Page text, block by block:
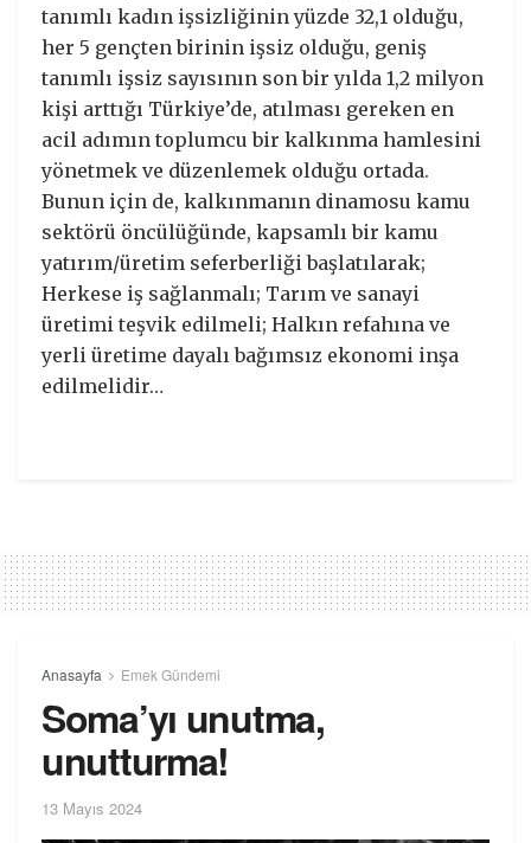
tanımlı kadın işsizliğinin yüzde 32,1 olduğu,
her 5 gençten birinin işsiz olduğu, geniş
tanımlı işsiz sayısının son bir yılda 1,2 milyon
kişi arttığı Türkiye’de, atılması gereken en
acil adımın toplumcu bir kalkınma hamlesini
yönetmek ve düzenlemek olduğu ortada.
Bunun için de, kalkınmanın dinamosu kamu
sektörü öncülüğünde, kapsamlı bir kamu
yatırım/üretim seferberliği başlatılarak;
Herkese iş sağlanmalı; Tarım ve sanayi
üretimi teşvik edilmeli; Halkın refahına ve
yerli üretime dayalı bağımsız ekonomi inşa
edilmelidir…
Anasayfa Emek Gündemi
Soma’yı unutma,
unutturma!
13 Mayıs 2024